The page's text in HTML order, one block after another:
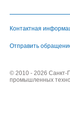
Контактная
Отправить
© 2010 - 2026 Санкт-
промышленных